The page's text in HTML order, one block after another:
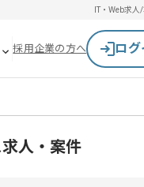
IT・Web求人
採用企業の方へ ロ
人・案件